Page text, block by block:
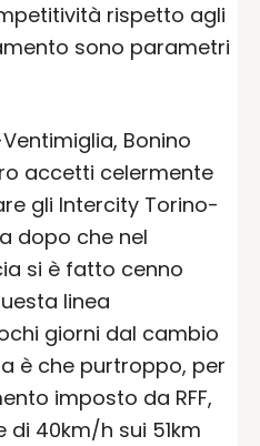
rispetto agli
sono parametri
Bonino
accetti celermente
gli Intercity Torino-
dopo che nel
si è fatto cenno
linea
giorni dal cambio
è che purtroppo, per
imposto da RFF,
40km/h sui 51km